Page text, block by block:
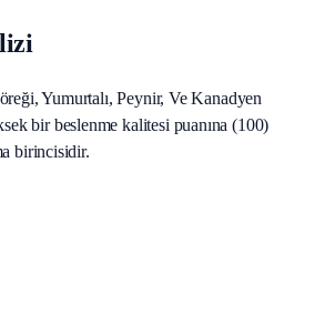
Yumurtalı, Peynir, Ve Kanadyen
bir beslenme kalitesi puanına (100)
birincisidir.